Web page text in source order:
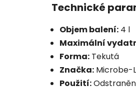
Technické
Objem balení: 4 l
Maximální
Forma: Tekutá
Značka: Microbe-
Použití: